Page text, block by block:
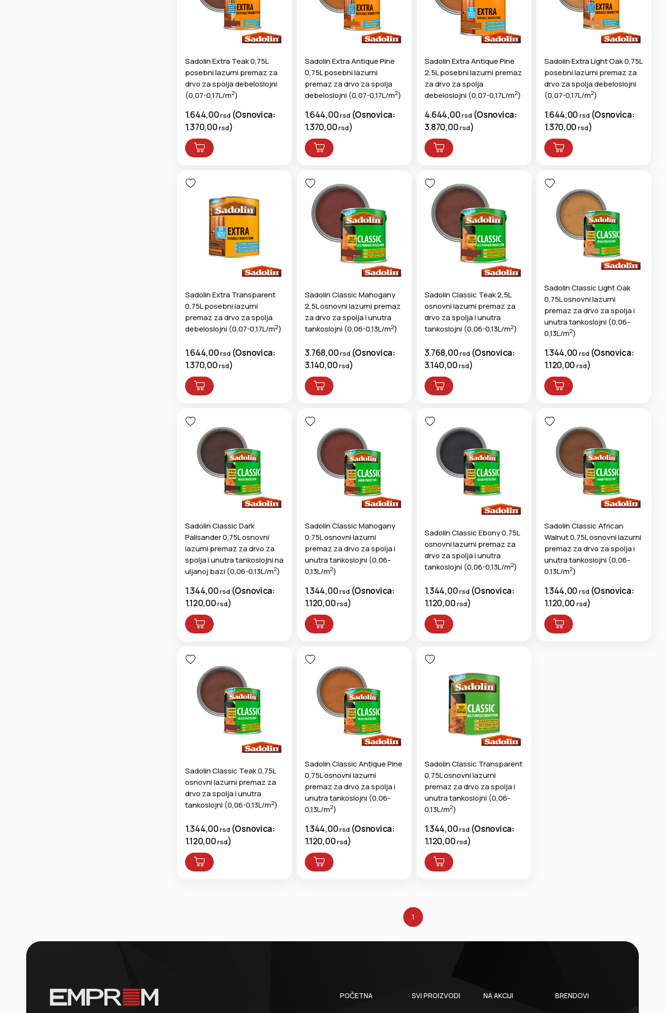
Sadolin Extra Teak 0,75L
posebni lazurni premaz za
drvo za spolja debeloslojni
(0,07-0,17L/m2)
1.644,00rsd (Osnovica:
1.370,00rsd)
Sadolin Extra Antique Pine
0,75L posebni lazurni
premaz za drvo za spolja
debeloslojni (0,07-0,17L/m2)
1.644,00rsd (Osnovica:
1.370,00rsd)
Sadolin Extra Antique Pine
2,5L posebni lazurni premaz
za drvo za spolja
debeloslojni (0,07-0,17L/m2)
4.644,00rsd (Osnovica:
3.870,00rsd)
Sadolin Extra Light Oak 0,75L
posebni lazurni premaz za
drvo za spolja debeloslojni
(0,07-0,17L/m2)
1.644,00 rsd (Osnovica:
1.370,00 rsd)
Sadolin Extra Transparent
0,75L posebni lazurni
premaz za drvo za spolja
debeloslojni (0,07-0,17L/m2)
1.644,00rsd (Osnovica:
1.370,00rsd)
Sadolin Classic Mahogany
2,5L osnovni lazurni premaz
za drvo za spolja i unutra
tankoslojni (0,06-0,13L/m2)
3.768,00rsd (Osnovica:
3.140,00rsd)
Sadolin Classic Teak 2,5L
osnovni lazurni premaz za
drvo za spolja i unutra
tankoslojni (0,06-0,13L/m2)
3.768,00rsd (Osnovica:
3.140,00rsd)
Sadolin Classic Light Oak
0,75L osnovni lazurni
premaz za drvo za spolja i
unutra tankoslojni (0,06-
0,13L/m2)
1.344,00 rsd (Osnovica:
1.120,00 rsd)
Sadolin Classic Dark
Palisander 0,75L osnovni
lazurni premaz za drvo za
spolja i unutra tankoslojni na
uljanoj bazi (0,06-0,13L/m2)
1.344,00rsd (Osnovica:
1.120,00rsd)
Sadolin Classic Mahogany
0,75L osnovni lazurni
premaz za drvo za spolja i
unutra tankoslojni (0,06-
0,13L/m2)
1.344,00rsd (Osnovica:
1.120,00rsd)
Sadolin Classic Ebony 0,75L
osnovni lazurni premaz za
drvo za spolja i unutra
tankoslojni (0,06-0,13L/m2)
1.344,00rsd (Osnovica:
1.120,00rsd)
Sadolin Classic African
Walnut 0,75L osnovni lazurni
premaz za drvo za spolja i
unutra tankoslojni (0,06-
0,13L/m2)
1.344,00 rsd (Osnovica:
1.120,00 rsd)
Sadolin Classic Teak 0,75L
osnovni lazurni premaz za
drvo za spolja i unutra
tankoslojni (0,06-0,13L/m2)
1.344,00rsd (Osnovica:
1.120,00rsd)
Sadolin Classic Antique Pine
0,75L osnovni lazurni
premaz za drvo za spolja i
unutra tankoslojni (0,06-
0,13L/m2)
1.344,00rsd (Osnovica:
1.120,00rsd)
Sadolin Classic Transparent
0,75L osnovni lazurni
premaz za drvo za spolja i
unutra tankoslojni (0,06-
0,13L/m2)
1.344,00rsd (Osnovica:
1.120,00rsd)
1
POČETNA SVI PROIZVODI NA AKCIJI BRENDOVI